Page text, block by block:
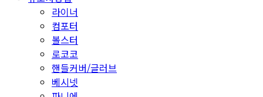
라이너
컴포터
볼스터
로코코
핸들커버/글러브
베시넷